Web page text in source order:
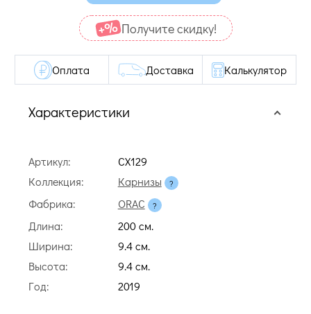
Получите cкидку!
Характеристики
Артикул:
CX129
Коллекция:
Карнизы
Фабрика:
ORAC
Длина:
200 cм.
Ширина:
9.4 cм.
Высота:
9.4 cм.
Год:
2019
Оплата Доставка Калькулятор